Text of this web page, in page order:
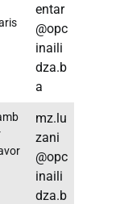
entar
@opc
inaili
dza.b
a
mz.lu
zani
@opc
inaili
dza.b